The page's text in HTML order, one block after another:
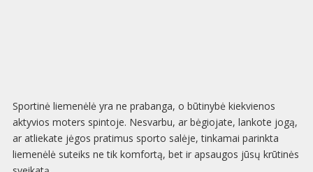
Sportinė liemenėlė yra ne prabanga, o būtinybė kiekvienos
aktyvios moters spintoje. Nesvarbu, ar bėgiojate, lankote jogą,
ar atliekate jėgos pratimus sporto salėje, tinkamai parinkta
liemenėlė suteiks ne tik komfortą, bet ir apsaugos jūsų krūtinės